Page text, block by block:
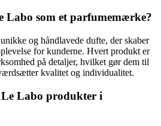
Labo som et parfumemærke?
og håndlavede dufte, der skaber
for kunderne. Hvert produkt er
på detaljer, hvilket gør dem til
kvalitet og individualitet.
Labo produkter i